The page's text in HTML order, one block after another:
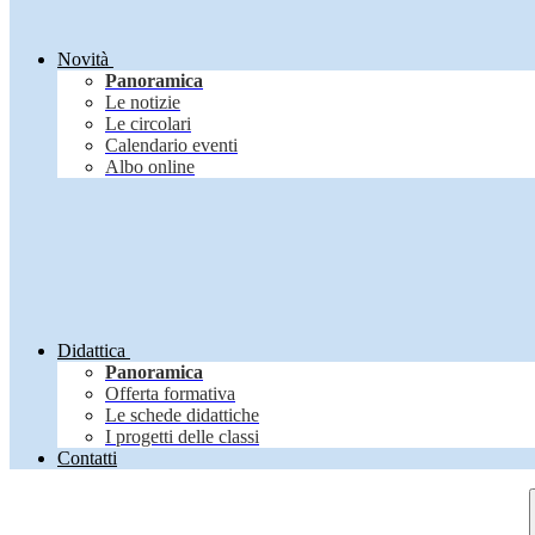
Novità
Panoramica
Le notizie
Le circolari
Calendario eventi
Albo online
Didattica
Panoramica
Offerta formativa
Le schede didattiche
I progetti delle classi
Contatti